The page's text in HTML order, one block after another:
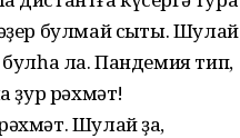
булмай сыҡты. Шулай
ла. Пандемия тип,
ҙур рәхмәт!
Шулай ҙа,